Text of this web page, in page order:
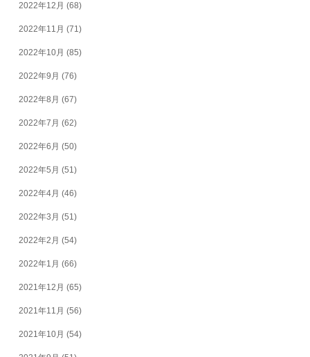
2022年12月 (68)
2022年11月 (71)
2022年10月 (85)
2022年9月 (76)
2022年8月 (67)
2022年7月 (62)
2022年6月 (50)
2022年5月 (51)
2022年4月 (46)
2022年3月 (51)
2022年2月 (54)
2022年1月 (66)
2021年12月 (65)
2021年11月 (56)
2021年10月 (54)